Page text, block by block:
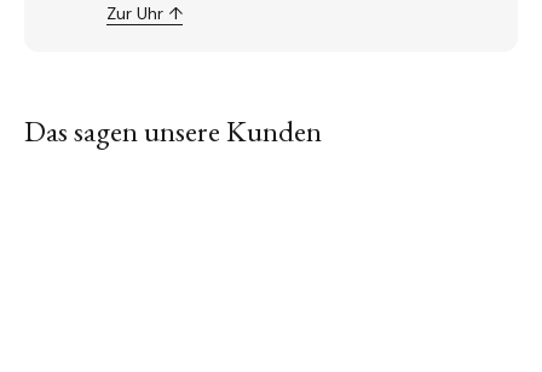
Zur Uhr ↑
Das sagen unsere Kunden